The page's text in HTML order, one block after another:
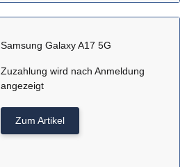
Samsung Galaxy A17 5G
Zuzahlung wird nach Anmeldung
angezeigt
Zum Artikel